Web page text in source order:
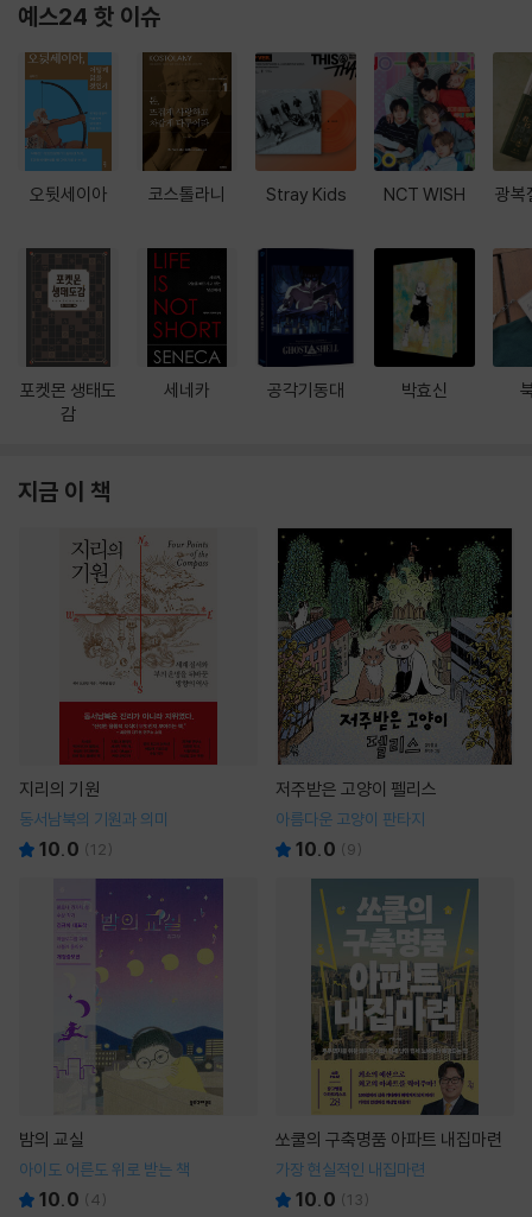
예스24 핫 이슈
오뒷세이아
포켓몬 생태도
감
코스톨라니
세네카
Stray Kids
공각기동대
NCT WISH
박효신
광복
지금 이 책
지리의 기원
동서남북의 기원과 의미
10.0 (12)
저주받은 고양이 펠리스
아름다운 고양이 판타지
10.0 (9)
밤의 교실
아이도 어른도 위로 받는 책
10.0 (4)
쏘쿨의 구축명품 아파트 내집마련
가장 현실적인 내집마련
10.0 (13)